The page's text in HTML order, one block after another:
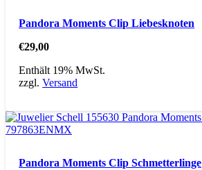
Pandora Moments Clip Liebesknoten
€29,00
Enthält 19% MwSt.
zzgl.Versand
Pandora Moments Clip Schmetterlinge